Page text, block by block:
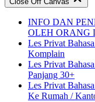
INFO DAN
OLEH ORANG
Les Privat
Komplain
Les Privat
Panjang 30+
Les Privat
Ke Rumah /